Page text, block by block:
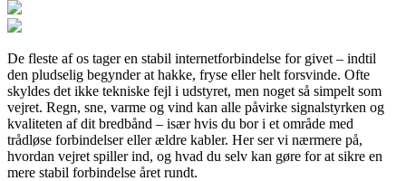
De fleste af os tager en stabil internetforbindelse for givet – indtil
den pludselig begynder at hakke, fryse eller helt forsvinde. Ofte
skyldes det ikke tekniske fejl i udstyret, men noget så simpelt som
vejret. Regn, sne, varme og vind kan alle påvirke signalstyrken og
kvaliteten af dit bredbånd – især hvis du bor i et område med
trådløse forbindelser eller ældre kabler. Her ser vi nærmere på,
hvordan vejret spiller ind, og hvad du selv kan gøre for at sikre en
mere stabil forbindelse året rundt.